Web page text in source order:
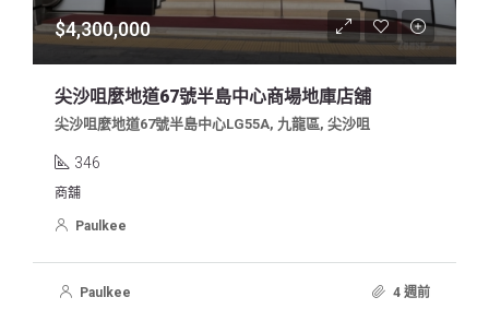
$4,300,000
尖沙咀麼地道67號半島中心商場地庫店舖
尖沙咀麼地道67號半島中心LG55A, 九龍區, 尖沙咀
346
商舖
Paulkee
Paulkee 4 週前